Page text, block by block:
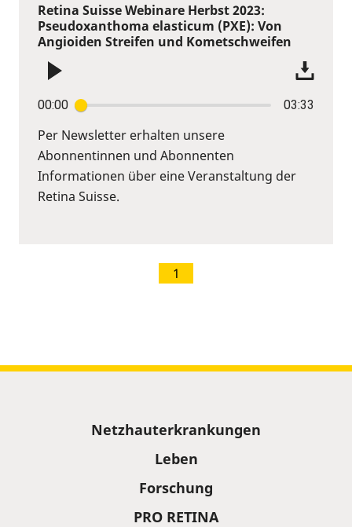
Retina Suisse Webinare Herbst 2023:
Pseudoxanthoma elasticum (PXE): Von
Angioiden Streifen und Kometschweifen
00:00 03:33
Per Newsletter erhalten unsere
Abonnentinnen und Abonnenten
Informationen über eine Veranstaltung der
Retina Suisse.
1
Netzhauterkrankungen
Leben
Forschung
PRO RETINA